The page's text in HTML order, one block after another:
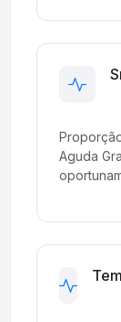
Aguda